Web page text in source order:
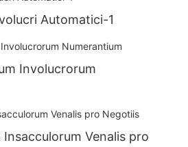
Automatici-1
Involucrorum
Venalis pro